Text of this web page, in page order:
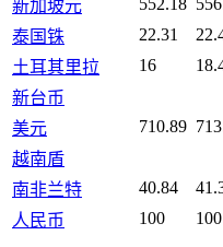
新加坡元
552.18
泰国铢
22.31
土耳其里拉
16
新台币
美元
710.89
越南盾
南非兰特
40.84
人民币
100 100